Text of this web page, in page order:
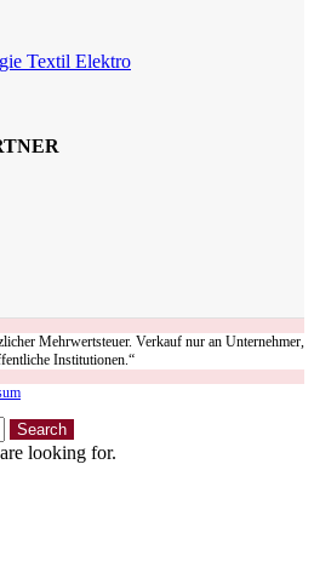
Mehrwertsteuer. Verkauf nur an Unternehmer,
Institutionen.“
Search
looking for.